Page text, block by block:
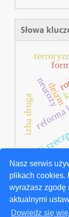
Nasz serwis
plikach cookies.
wyrażasz zgodę
aktualnymi
Dowiedz się
Słowa
ii
izba druga deizm
neurozy